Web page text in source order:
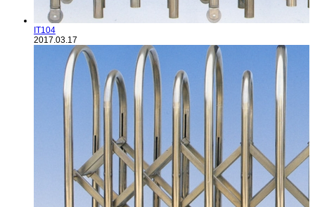
IT104
2017.03.17